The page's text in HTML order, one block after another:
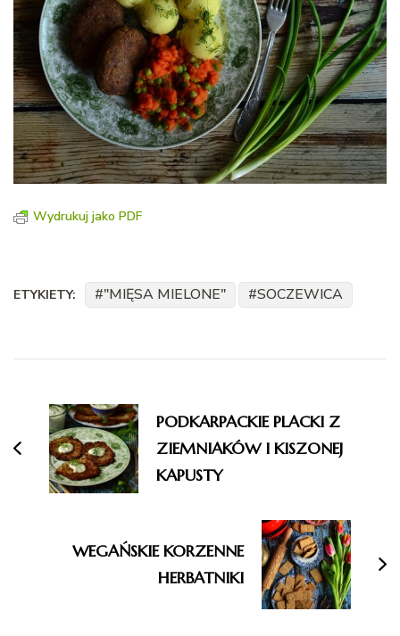
Wydrukuj jako PDF
ETYKIETY: "MIĘSA MIELONE" SOCZEWICA
wpisu
PODKARPACKIE PLACKI Z
ZIEMNIAKÓW I KISZONEJ
KAPUSTY
WEGAŃSKIE KORZENNE
HERBATNIKI